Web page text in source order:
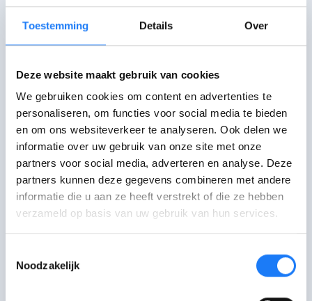
Toestemming Details Over
Deze website maakt gebruik van cookies
We gebruiken cookies om content en advertenties te
personaliseren, om functies voor social media te bieden
en om ons websiteverkeer te analyseren. Ook delen we
informatie over uw gebruik van onze site met onze
partners voor social media, adverteren en analyse. Deze
partners kunnen deze gegevens combineren met andere
informatie die u aan ze heeft verstrekt of die ze hebben
verzameld op basis van uw gebruik van hun services.
Noodzakelijk
gerespecteerd? Contacteer het Vlaams Mensenrechteninstituut.
Mensenrechteninstituut
Brussel. Alleen op afspraak via het
contactformulier.
Mail met Vlaams
Mensenrechteninstituut
Doe een melding via het contactformulier. Hulp
nodig of vragen bij het formulier? Mail
contact@vmri.be.
Mensenrechteninstituut